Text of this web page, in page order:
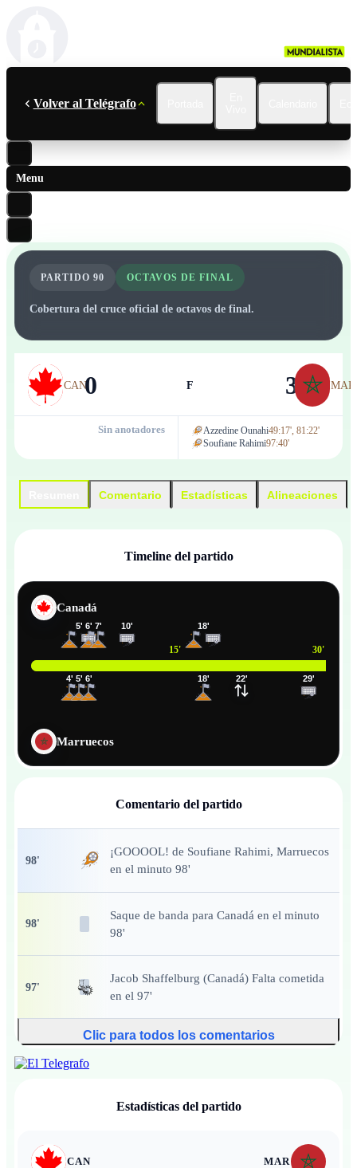
Volver al Telégrafo
Menu
PARTIDO 90 OCTAVOS DE FINAL
Cobertura del cruce oficial de octavos de final.
CAN0 F 3 MAR
Sin anotadores Azzedine Ounahi49:17', 81:22'
Soufiane Rahimi97:40'
Comentario Estadísticas Alineaciones
Timeline del partido
Canadá
15' 30'
4'
5'
5'
6'
6'
7' 10'
18'
18'
22' 29'
Marruecos
Comentario del partido
98'
¡GOOOOL! de Soufiane Rahimi, Marruecos
en el minuto 98'
98'
Saque de banda para Canadá en el minuto
98'
97'
Jacob Shaffelburg (Canadá) Falta cometida
en el 97'
Clic para todos los comentarios
Estadísticas del partido
CAN MAR